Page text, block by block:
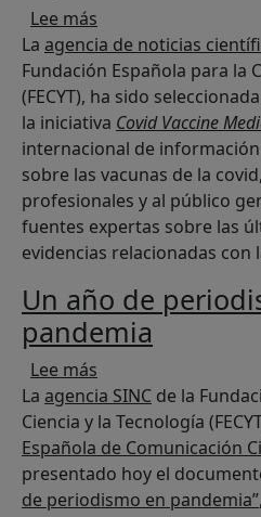
Lee más
La agencia de noticias
Fundación Española para la
(FECYT), ha sido
la iniciativa Covid Vaccine
internacional de
sobre las vacunas de la
profesionales y al público
fuentes expertas sobre las
evidencias relacionadas con
Un año de
pandemia
Lee más
La agencia SINC de la
Ciencia y la Tecnología
Española de Comunicación
presentado hoy el
de periodismo en pandemia”